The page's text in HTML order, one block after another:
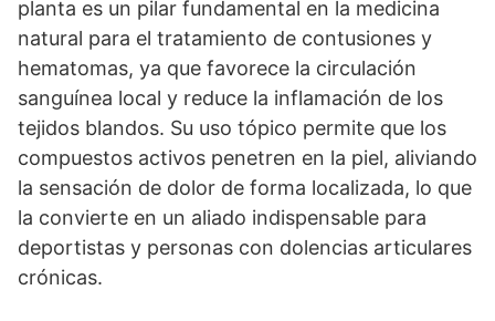
planta es un pilar fundamental en la medicina
natural para el tratamiento de contusiones y
hematomas, ya que favorece la circulación
sanguínea local y reduce la inflamación de los
tejidos blandos. Su uso tópico permite que los
compuestos activos penetren en la piel, aliviando
la sensación de dolor de forma localizada, lo que
la convierte en un aliado indispensable para
deportistas y personas con dolencias articulares
crónicas.